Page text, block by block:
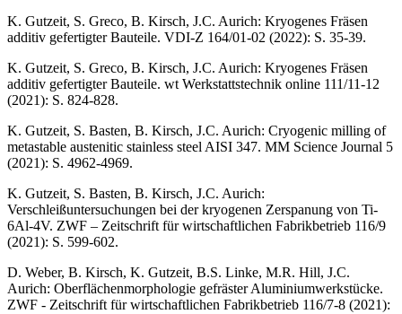
K. Gutzeit, S. Greco, B. Kirsch, J.C. Aurich: Kryogenes Fräsen
additiv gefertigter Bauteile. VDI-Z 164/01-02 (2022): S. 35-39.
K. Gutzeit, S. Greco, B. Kirsch, J.C. Aurich: Kryogenes Fräsen
additiv gefertigter Bauteile. wt Werkstattstechnik online 111/11-12
(2021): S. 824-828.
K. Gutzeit, S. Basten, B. Kirsch, J.C. Aurich: Cryogenic milling of
metastable austenitic stainless steel AISI 347. MM Science Journal 5
(2021): S. 4962-4969.
K. Gutzeit, S. Basten, B. Kirsch, J.C. Aurich:
Verschleißuntersuchungen bei der kryogenen Zerspanung von Ti-
6Al-4V. ZWF – Zeitschrift für wirtschaftlichen Fabrikbetrieb 116/9
(2021): S. 599-602.
D. Weber, B. Kirsch, K. Gutzeit, B.S. Linke, M.R. Hill, J.C.
Aurich: Oberflächenmorphologie gefräster Aluminiumwerkstücke.
ZWF - Zeitschrift für wirtschaftlichen Fabrikbetrieb 116/7-8 (2021):